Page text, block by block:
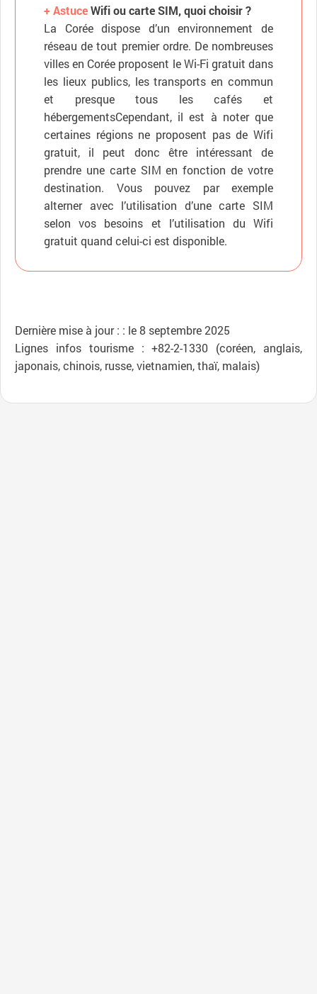
+ AstuceWifi ou carte SIM, quoi choisir ?
La Corée dispose d’un environnement de
réseau de tout premier ordre. De nombreuses
villes en Corée proposent le Wi-Fi gratuit dans
les lieux publics, les transports en commun
et presque tous les cafés et
hébergementsCependant, il est à noter que
certaines régions ne proposent pas de Wifi
gratuit, il peut donc être intéressant de
prendre une carte SIM en fonction de votre
destination. Vous pouvez par exemple
alterner avec l’utilisation d’une carte SIM
selon vos besoins et l’utilisation du Wifi
gratuit quand celui-ci est disponible.
Dernière mise à jour : : le 8 septembre 2025
Lignes infos tourisme : +82-2-1330 (coréen, anglais,
japonais, chinois, russe, vietnamien, thaï, malais)